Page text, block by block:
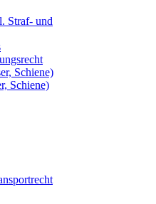
Straf- und
Schiene)
Schiene)